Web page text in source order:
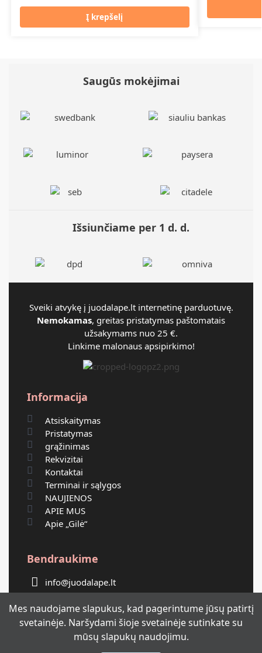
Į krepšelį
Saugūs mokėjimai
Išsiunčiame per 1 d. d.
Sveiki atvykę į juodalape.lt internetinę parduotuvę.
Nemokamas, greitas pristatymas paštomatais
užsakymams nuo 25 €.
Linkime malonaus apsipirkimo!
Informacija
Atsiskaitymas
Pristatymas
grąžinimas
Rekvizitai
Kontaktai
Terminai ir sąlygos
NAUJIENOS
APIE MUS
Apie „Gilė“
Bendraukime
info@juodalape.lt
Messenger
Instagram
Mes naudojame slapukus, kad pagerintume jūsų patirtį
svetainėje. Naršydami šioje svetainėje sutinkate su
mūsų slapukų naudojimu.